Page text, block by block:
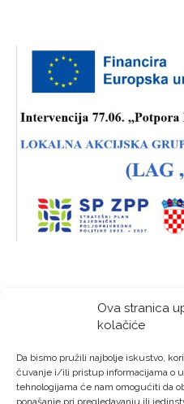
Ova stranica
kolačiće
Da bismo pružili najbolje iskustvo,
čuvanje i/ili pristup informacijama o
tehnologijama će nam omogućiti da
ponašanje pri pregledavanju ili